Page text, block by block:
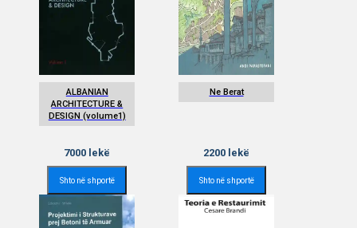
ALBANIAN
ARCHITECTURE &
DESIGN (volume1)
7000 lekë
Shto në shportë
Ne Berat
2200 lekë
Shto në shportë